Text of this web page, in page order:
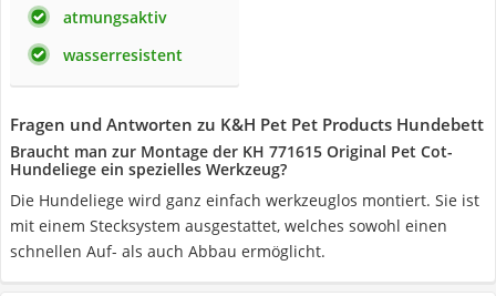
atmungsaktiv
wasserresistent
Fragen und Antworten zu K&H Pet Pet Products Hundebett
Braucht man zur Montage der KH 771615 Original Pet Cot-
Hundeliege ein spezielles Werkzeug?
Die Hundeliege wird ganz einfach werkzeuglos montiert. Sie ist
mit einem Stecksystem ausgestattet, welches sowohl einen
schnellen Auf- als auch Abbau ermöglicht.